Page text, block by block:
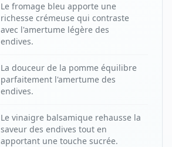
Le fromage bleu apporte une
richesse crémeuse qui contraste
avec l'amertume légère des
endives.
La douceur de la pomme équilibre
parfaitement l'amertume des
endives.
Le vinaigre balsamique rehausse la
saveur des endives tout en
apportant une touche sucrée.